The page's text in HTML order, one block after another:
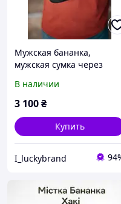
Мужская бананка,
мужская сумка через
кожи, вместительная
черная сумка на пояс
В наличии
3 100₴
Купить
I_luckybrand